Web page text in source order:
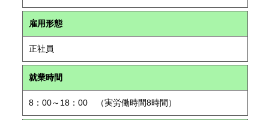
雇用形態
正社員
就業時間
8：00～18：00 （実労働時間8時間）